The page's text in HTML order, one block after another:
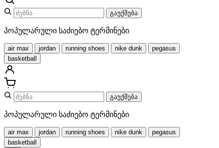
გაუქმება
პოპულარული საძიებო ტერმინები
air max jordan running shoes nike dunk
pegasus
basketball
გაუქმება
პოპულარული საძიებო ტერმინები
air max jordan running shoes nike dunk
pegasus
basketball